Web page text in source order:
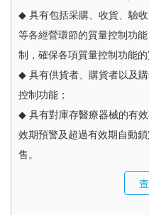
◆ 具有包括采購、收貨、驗
等各經營環節的質量控制功
制，確保各項質量控制功能的
◆ 具有供貨者、購貨者以及
控制功能；
◆ 具有對庫存醫療器械的有
效期預警及超過有效期自動
售。